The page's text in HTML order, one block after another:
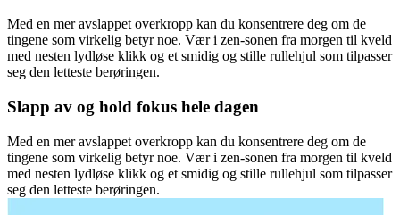
Med en mer avslappet overkropp kan du konsentrere deg om de
tingene som virkelig betyr noe. Vær i zen-sonen fra morgen til kveld
med nesten lydløse klikk og et smidig og stille rullehjul som tilpasser
seg den letteste berøringen.
Slapp av og hold fokus hele dagen
Med en mer avslappet overkropp kan du konsentrere deg om de
tingene som virkelig betyr noe. Vær i zen-sonen fra morgen til kveld
med nesten lydløse klikk og et smidig og stille rullehjul som tilpasser
seg den letteste berøringen.